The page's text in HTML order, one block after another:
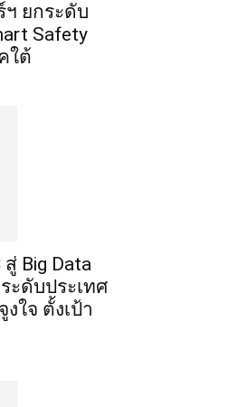
ยกระดับ
Safety
ใต้
Big Data
ะดับประเทศ
ใจ ตั้งเป้า